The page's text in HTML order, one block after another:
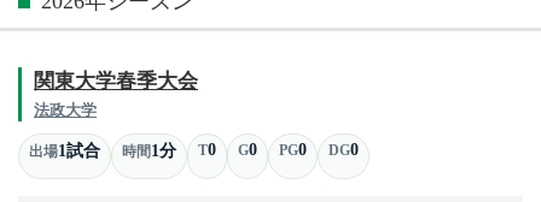
関東大学春季大会
法政大学
出場1試合 時間1分 T0 G0 PG0 DG0